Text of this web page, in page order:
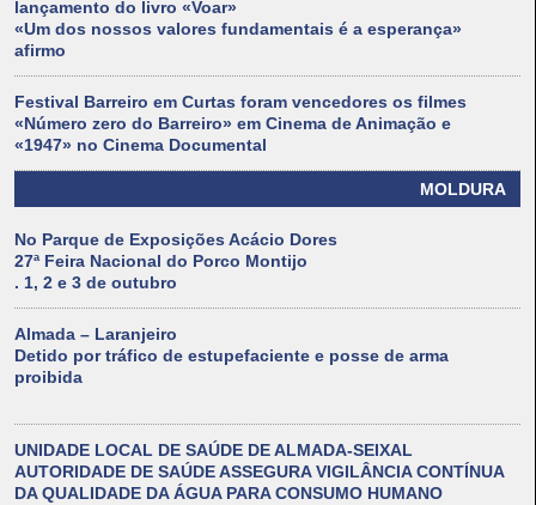
lançamento do livro «Voar»
«Um dos nossos valores fundamentais é a esperança»
afirmo
Festival Barreiro em Curtas foram vencedores os filmes
«Número zero do Barreiro» em Cinema de Animação e
«1947» no Cinema Documental
MOLDURA
No Parque de Exposições Acácio Dores
27ª Feira Nacional do Porco Montijo
. 1, 2 e 3 de outubro
Almada – Laranjeiro
Detido por tráfico de estupefaciente e posse de arma
proibida
UNIDADE LOCAL DE SAÚDE DE ALMADA-SEIXAL
AUTORIDADE DE SAÚDE ASSEGURA VIGILÂNCIA CONTÍNUA
DA QUALIDADE DA ÁGUA PARA CONSUMO HUMANO